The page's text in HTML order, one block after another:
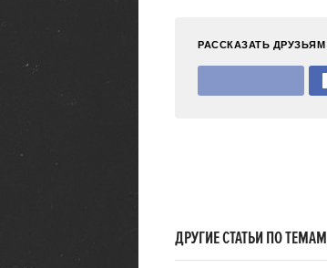
РАССКАЗАТЬ ДРУЗЬЯМ
ДРУГИЕ СТАТЬИ ПО ТЕМАМ